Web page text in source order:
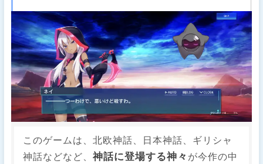
このゲームは、北欧神話、日本神話、ギリシャ
神話などなど、神話に登場する神々 が今作の中